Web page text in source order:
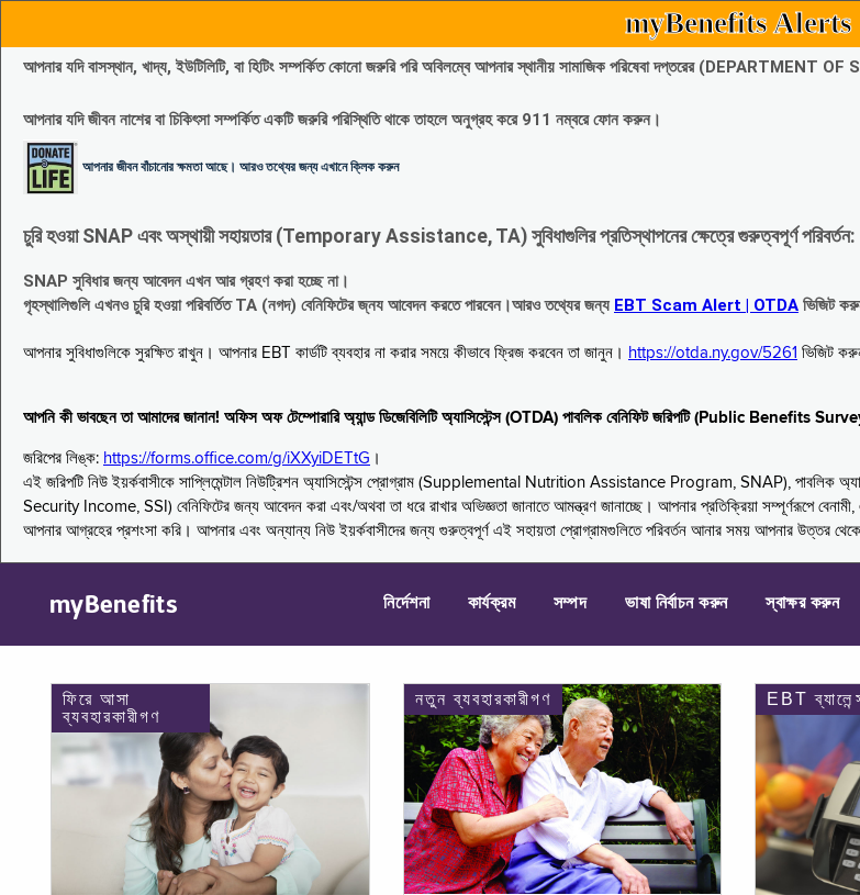
myBenefits Alerts
আপনার যদি বাসস্থান, খাদ্য, ইউটিলিটি, বা হিটিং সম্পর্কিত কোনো জরুরি পরি অবিলম্বে আপনার স্থানীয় সামাজিক পরিষেবা দপ্তরের
আপনার যদি জীবন নাশের বা চিকিৎসা সম্পর্কিত একটি জরুরি পরিস্থিতি থাকে তাহলে অনুগ্রহ করে 911 নম্বরে ফোন করুন।
আপনার জীবন বাঁচানোর ক্ষমতা আছে। আরও তথ্যের জন্য এখানে ক্লিক করুন
চুরি হওয়া SNAP এবং অস্থায়ী সহায়তার (Temporary Assistance, TA) সুবিধাগুলির প্রতিস্থাপনের ক্ষেত্রে গুরুত্বপূর্ণ পরিবর্তন:
SNAP সুবিধার জন্য আবেদন এখন আর গ্রহণ করা হচ্ছে না।
গৃহস্থালিগুলি এখনও চুরি হওয়া পরিবর্তিত TA (নগদ) বেনিফিটের জ্নয আবেদন করতে পারবেন।আরও তথ্যের জন্য EBT Scam Alert | OTDA ভিজিট
আপনার সুবিধাগুলিকে সুরক্ষিত রাখুন। আপনার EBT কার্ডটি ব্যবহার না করার সময়ে কীভাবে ফ্রিজ করবেন তা জানুন। https://otda.ny.gov/5261 ভিজিট
আপনি কী ভাবছেন তা আমাদের জানান! অফিস অফ টেম্পোরারি অ্যান্ড ডিজেবিলিটি অ্যাসিস্টেন্স (OTDA) পাবলিক বেনিফিট জরিপটি (Public Benefits
জরিপের লিঙ্ক: https://forms.office.com/g/iXXyiDETtG ।
এই জরিপটি নিউ ইয়র্কবাসীকে সাপ্লিমেন্টাল নিউট্রিশন অ্যাসিস্টেন্স প্রোগ্রাম (Supplemental Nutrition Assistance Program, SNAP), পাবলিক
Security Income, SSI) বেনিফিটের জন্য আবেদন করা এবং/অথবা তা ধরে রাখার অভিজ্ঞতা জানাতে আমন্ত্রণ জানাচ্ছে। আপনার প্রতিক্রিয়া সম্পূর্ণরূপে
আপনার আগ্রহের প্রশংসা করি। আপনার এবং অন্যান্য নিউ ইয়র্কবাসীদের জন্য গুরুত্বপূর্ণ এই সহায়তা প্রোগ্রামগুলিতে পরিবর্তন আনার সময় আপনার উত্তর থেকে
myBenefits নির্দেশনা কার্যক্রম সম্পদ ভাষা নির্বাচন করুন স্বাক্ষর করুন
ফিরে আসা
ব্যবহারকারীগণ
নতুন ব্যবহারকারীগণ EBT